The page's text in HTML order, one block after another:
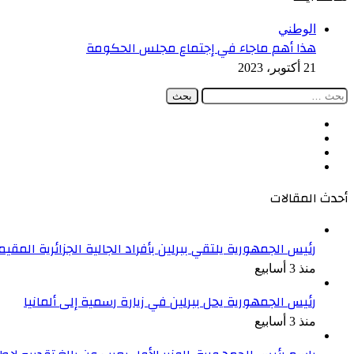
الوطني
هذا أهم ماجاء في إجتماع مجلس الحكومة
21 أكتوبر، 2023
البحث
أحدث المقالات
رئيس الجمهورية يلتقي ببرلين بأفراد الجالية الجزائرية
منذ 3 أسابيع
رئيس الجمهورية يحل ببرلين في زيارة رسمية إلى ألمانيا
منذ 3 أسابيع